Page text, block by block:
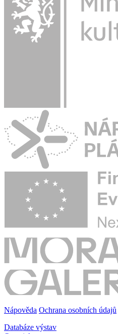
Nápověda Ochrana osobních údajů
Databáze výstav